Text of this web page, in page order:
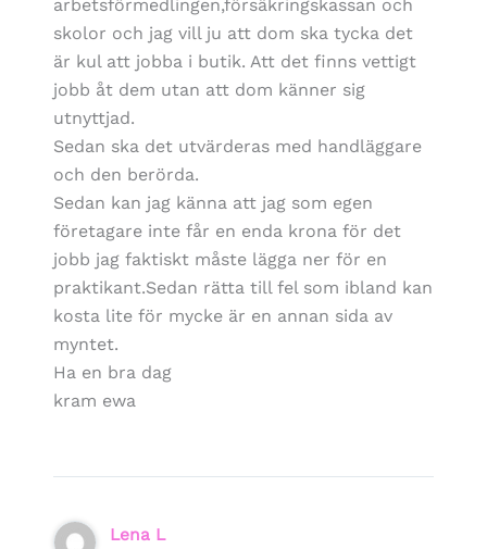
arbetsförmedlingen,försäkringskassan och
skolor och jag vill ju att dom ska tycka det
är kul att jobba i butik. Att det finns vettigt
jobb åt dem utan att dom känner sig
utnyttjad.
Sedan ska det utvärderas med handläggare
och den berörda.
Sedan kan jag känna att jag som egen
företagare inte får en enda krona för det
jobb jag faktiskt måste lägga ner för en
praktikant.Sedan rätta till fel som ibland kan
kosta lite för mycke är en annan sida av
myntet.
Ha en bra dag
kram ewa
Lena L